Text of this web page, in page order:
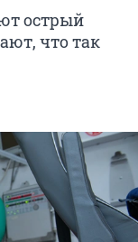
острый
что так